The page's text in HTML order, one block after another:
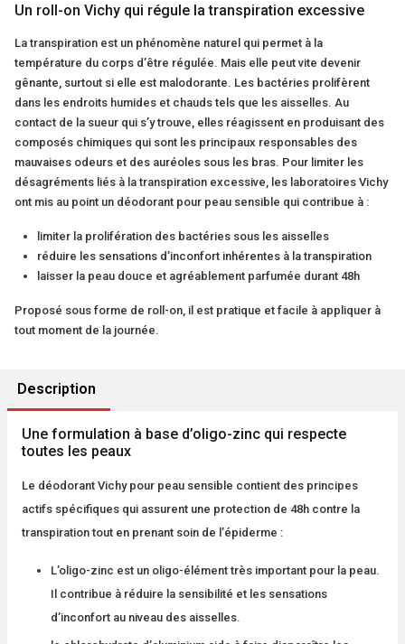
Un roll-on Vichy qui régule la transpiration excessive
La transpiration est un phénomène naturel qui permet à la
température du corps d’être régulée. Mais elle peut vite devenir
gênante, surtout si elle est malodorante. Les bactéries prolifèrent
dans les endroits humides et chauds tels que les aisselles. Au
contact de la sueur qui s’y trouve, elles réagissent en produisant des
composés chimiques qui sont les principaux responsables des
mauvaises odeurs et des auréoles sous les bras. Pour limiter les
désagréments liés à la transpiration excessive, les laboratoires Vichy
ont mis au point un déodorant pour peau sensible qui contribue à :
limiter la prolifération des bactéries sous les aisselles
réduire les sensations d’inconfort inhérentes à la transpiration
laisser la peau douce et agréablement parfumée durant 48h
Proposé sous forme de roll-on, il est pratique et facile à appliquer à
tout moment de la journée.
Description
Une formulation à base d’oligo-zinc qui respecte
toutes les peaux
Le déodorant Vichy pour peau sensible contient des principes
actifs spécifiques qui assurent une protection de 48h contre la
transpiration tout en prenant soin de l’épiderme :
L’oligo-zinc est un oligo-élément très important pour la peau.
Il contribue à réduire la sensibilité et les sensations
d’inconfort au niveau des aisselles.